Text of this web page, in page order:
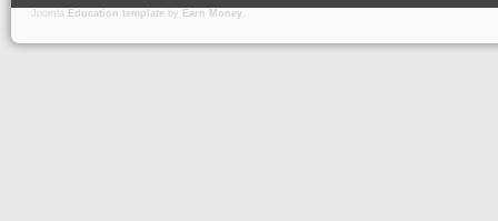
Joomla Education template by Earn Money.